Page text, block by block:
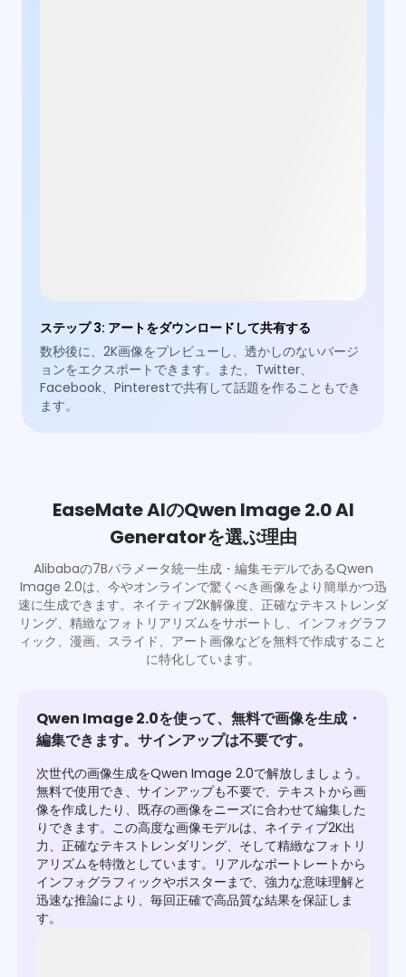
ステップ 3: アートをダウンロードして共有する
数秒後に、2K画像をプレビューし、透かしのないバージ
ョンをエクスポートできます。また、Twitter、
Facebook、Pinterestで共有して話題を作ることもでき
ます。
EaseMate AIのQwen Image 2.0 AI
Generatorを選ぶ理由
Alibabaの7Bパラメータ統一生成・編集モデルであるQwen
Image 2.0は、今やオンラインで驚くべき画像をより簡単かつ迅
速に生成できます。ネイティブ2K解像度、正確なテキストレンダ
リング、精緻なフォトリアリズムをサポートし、インフォグラフ
ィック、漫画、スライド、アート画像などを無料で作成すること
に特化しています。
Qwen Image 2.0を使って、無料で画像を生成・
編集できます。サインアップは不要です。
次世代の画像生成をQwen Image 2.0で解放しましょう。
無料で使用でき、サインアップも不要で、テキストから画
像を作成したり、既存の画像をニーズに合わせて編集した
りできます。この高度な画像モデルは、ネイティブ2K出
力、正確なテキストレンダリング、そして精緻なフォトリ
アリズムを特徴としています。リアルなポートレートから
インフォグラフィックやポスターまで、強力な意味理解と
迅速な推論により、毎回正確で高品質な結果を保証しま
す。